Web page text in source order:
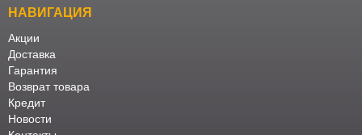
НАВИГАЦИЯ
Акции
Доставка
Гарантия
Возврат товара
Кредит
Новости